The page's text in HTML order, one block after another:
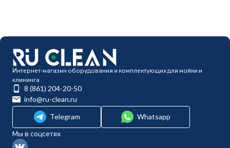
Интернет-магазин оборудования и комплектующих для мойки и
клининга
8 (861) 204-20-50
info@ru-clean.ru
Telegram
Whatsapp
Мы в соцсетях